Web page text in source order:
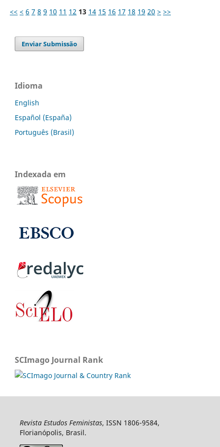
<< < 6 7 8 9 10 11 12 13 14 15 16 17 18 19 20 > >>
Enviar Submissão
Idioma
English
Español (España)
Português (Brasil)
Indexada em
SCImago Journal Rank
Revista Estudos Feministas, ISSN 1806-9584,
Florianópolis, Brasil.